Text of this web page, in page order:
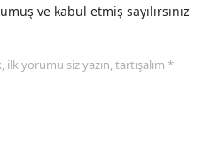
ve kabul etmiş sayılırsınız
yorumu siz yazın, tartışalım *